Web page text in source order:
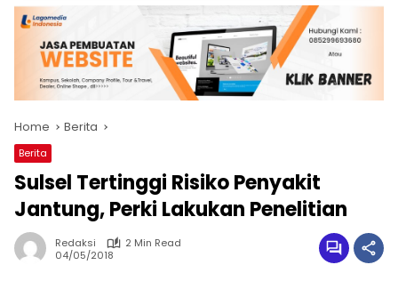
Home Berita
Berita
Sulsel Tertinggi Risiko Penyakit
Jantung, Perki Lakukan Penelitian
Redaksi
2 Min Read
04/05/2018